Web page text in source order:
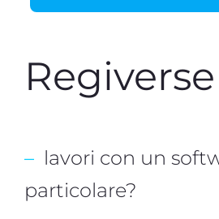
– lavori con un
particolare?